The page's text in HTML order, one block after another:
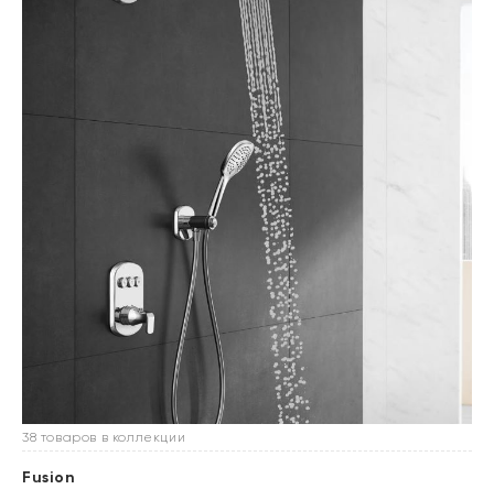
38 товаров в коллекции
Fusion